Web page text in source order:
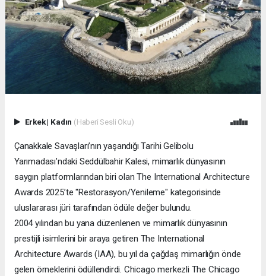
Erkek| Kadın (Haberi Sesli Oku)
Çanakkale Savaşları’nın yaşandığı Tarihi Gelibolu
Yarımadası’ndaki Seddülbahir Kalesi, mimarlık dünyasının
saygın platformlarından biri olan The International Architecture
Awards 2025’te "Restorasyon/Yenileme" kategorisinde
uluslararası jüri tarafından ödüle değer bulundu.
2004 yılından bu yana düzenlenen ve mimarlık dünyasının
prestijli isimlerini bir araya getiren The International
Architecture Awards (IAA), bu yıl da çağdaş mimarlığın önde
gelen örneklerini ödüllendirdi. Chicago merkezli The Chicago